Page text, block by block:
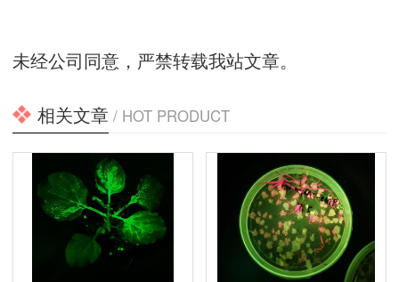
未经公司同意，严禁转载我站文章。
相关文章 / HOT PRODUCT